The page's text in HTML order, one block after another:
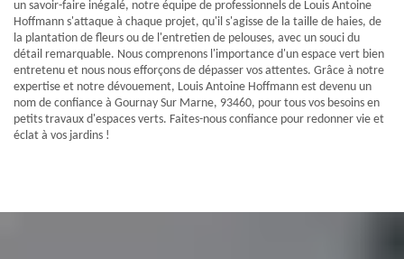
un savoir-faire inégalé, notre équipe de professionnels de Louis Antoine
Hoffmann s'attaque à chaque projet, qu'il s'agisse de la taille de haies, de
la plantation de fleurs ou de l'entretien de pelouses, avec un souci du
détail remarquable. Nous comprenons l'importance d'un espace vert bien
entretenu et nous nous efforçons de dépasser vos attentes. Grâce à notre
expertise et notre dévouement, Louis Antoine Hoffmann est devenu un
nom de confiance à Gournay Sur Marne, 93460, pour tous vos besoins en
petits travaux d'espaces verts. Faites-nous confiance pour redonner vie et
éclat à vos jardins !